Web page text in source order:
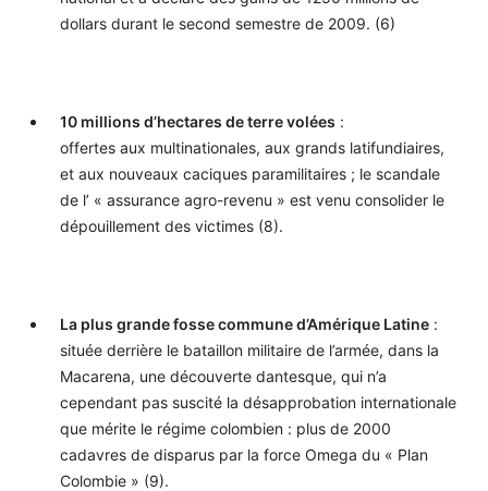
dollars durant le second semestre de 2009. (6)
10 millions d’hectares de terre volées :
offertes aux multinationales, aux grands latifundiaires,
et aux nouveaux caciques paramilitaires ; le scandale
de l’ « assurance agro-revenu » est venu consolider le
dépouillement des victimes (8).
La plus grande fosse commune d’Amérique Latine :
située derrière le bataillon militaire de l’armée, dans la
Macarena, une découverte dantesque, qui n’a
cependant pas suscité la désapprobation internationale
que mérite le régime colombien : plus de 2000
cadavres de disparus par la force Omega du « Plan
Colombie » (9).